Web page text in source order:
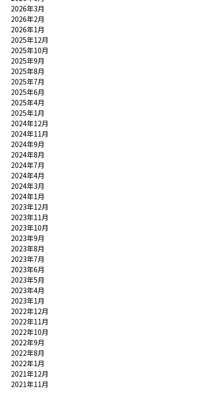
2026年3月
2026年2月
2026年1月
2025年12月
2025年10月
2025年9月
2025年8月
2025年7月
2025年6月
2025年4月
2025年1月
2024年12月
2024年11月
2024年9月
2024年8月
2024年7月
2024年4月
2024年3月
2024年1月
2023年12月
2023年11月
2023年10月
2023年9月
2023年8月
2023年7月
2023年6月
2023年5月
2023年4月
2023年1月
2022年12月
2022年11月
2022年10月
2022年9月
2022年8月
2022年1月
2021年12月
2021年11月